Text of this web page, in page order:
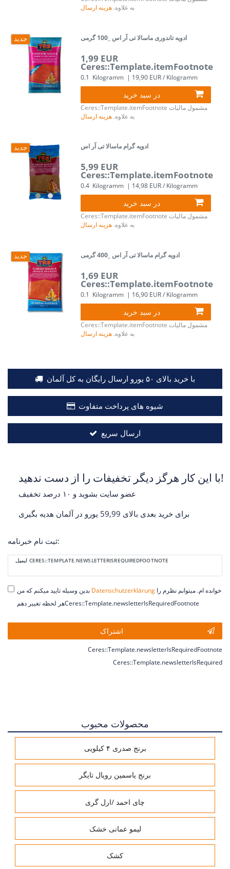
به علاوه. هزینه ارسال
جدید ادویه تاندوری ماسالا تی آر اس _100 گرمی
1,99 EUR
Ceres::Template.itemFootnote
0.1 Kilogramm | 19,90 EUR / Kilogramm
در سبد خرید
Ceres::Template.itemFootnote مشمول مالیات
به علاوه. هزینه ارسال
جدید ادویه گرام ماسالا تی آر اس
5,99 EUR
Ceres::Template.itemFootnote
0.4 Kilogramm | 14,98 EUR / Kilogramm
در سبد خرید
Ceres::Template.itemFootnote مشمول مالیات
به علاوه. هزینه ارسال
جدید ادویه گرام ماسالا تی آر اس _400 گرمی
1,69 EUR
Ceres::Template.itemFootnote
0.1 Kilogramm | 16,90 EUR / Kilogramm
در سبد خرید
Ceres::Template.itemFootnote مشمول مالیات
به علاوه. هزینه ارسال
با خرید بالای ۵۰ یورو ارسال رایگان به کل آلمان
شیوه های پرداخت متفاوت
ارسال سریع
با این کار هرگز دیگر تخفیفات را از دست ندهید!
برای خرید بعدی بالای 59,99 یورو در آلمان هدیه بگیری
ثبت نام خبرنامه:
ایمیل CERES::TEMPLATE.NEWSLETTERISREQUIREDFOOTNOTE
Ceres::Template.newsletterHoneypotLabel
بدین وسیله تایید میکنم که من Daten­schutz­erklärungخوانده ام. میتوانم نظرم را
هر لحظه تغییر دهمCeres::Template.newsletterIsRequiredFootnote
اشتراک
Ceres::Template.newsletterIsRequiredFootnote
Ceres::Template.newsletterIsRequired
محصولات محبوب
برنج صدری ۴ کیلویی
برنج یاسمین رویال تایگر
چای احمد /ارل گری
لیمو عمانی خشک
کشک